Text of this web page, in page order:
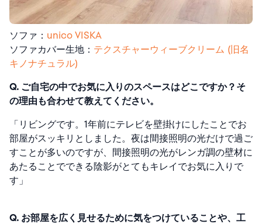
ソファ： unico VISKA
ソファカバー生地： テクスチャーウィーブクリーム (旧名
キノナチュラル)
Q. ご自宅の中でお気に入りのスペースはどこですか？そ
の理由も合わせて教えてください。
「リビングです。1年前にテレビを壁掛けにしたことでお
部屋がスッキリとしました。夜は間接照明の光だけで過ご
すことが多いのですが、間接照明の光がレンガ調の壁材に
あたることでできる陰影がとてもキレイでお気に入りで
す」
Q. お部屋を広く見せるために気をつけていることや、工